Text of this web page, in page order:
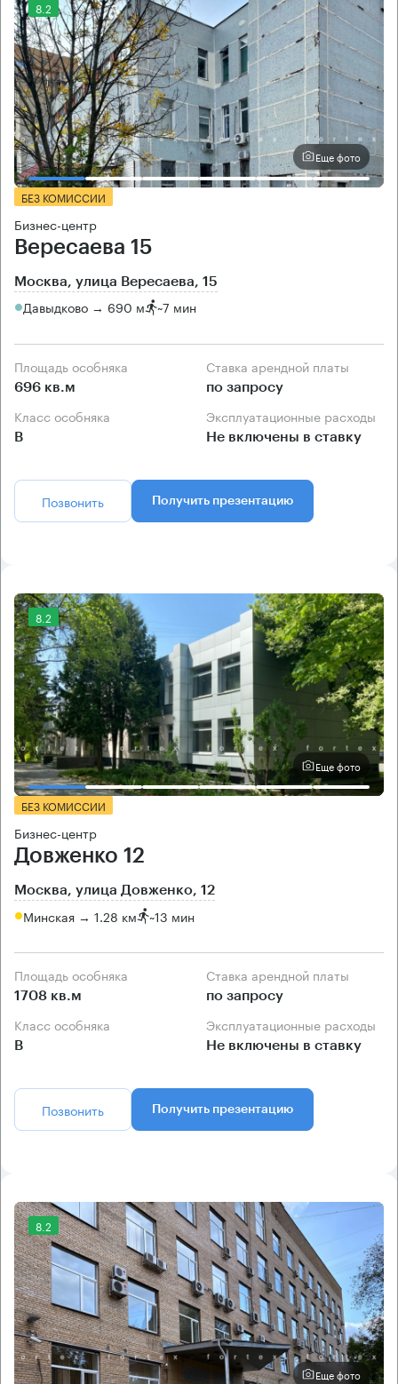
8.2
Еще фото
БЕЗ КОМИССИИ
Бизнес-центр
Вересаева 15
Москва, улица Вересаева, 15
Давыдково → 690 м ~7 мин
Площадь особняка
696 кв.м
Ставка арендной платы
по запросу
Класс особняка
B
Эксплуатационные расходы
Не включены в ставку
Позвонить Получить презентацию
8.2
Еще фото
БЕЗ КОМИССИИ
Бизнес-центр
Довженко 12
Москва, улица Довженко, 12
Минская → 1.28 км ~13 мин
Площадь особняка
1708 кв.м
Ставка арендной платы
по запросу
Класс особняка
B
Эксплуатационные расходы
Не включены в ставку
Позвонить Получить презентацию
8.2
Еще фото